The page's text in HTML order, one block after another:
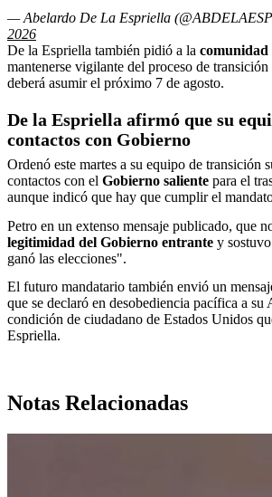
— Abelardo De La Espriella
2026
De la Espriella también pidió a la
mantenerse vigilante del proceso de
deberá asumir el próximo 7 de agosto.
De la Espriella afirmó que su
contactos con Gobierno
Ordenó este martes a su equipo de transición
contactos con el Gobierno saliente para el
aunque indicó que hay que cumplir el
Petro en un extenso mensaje publicado, que
legitimidad del Gobierno entrante y
ganó las elecciones".
El futuro mandatario también envió un
que se declaró en desobediencia pacífica a
condición de ciudadano de Estados Unidos
Espriella.
Notas Relacionadas